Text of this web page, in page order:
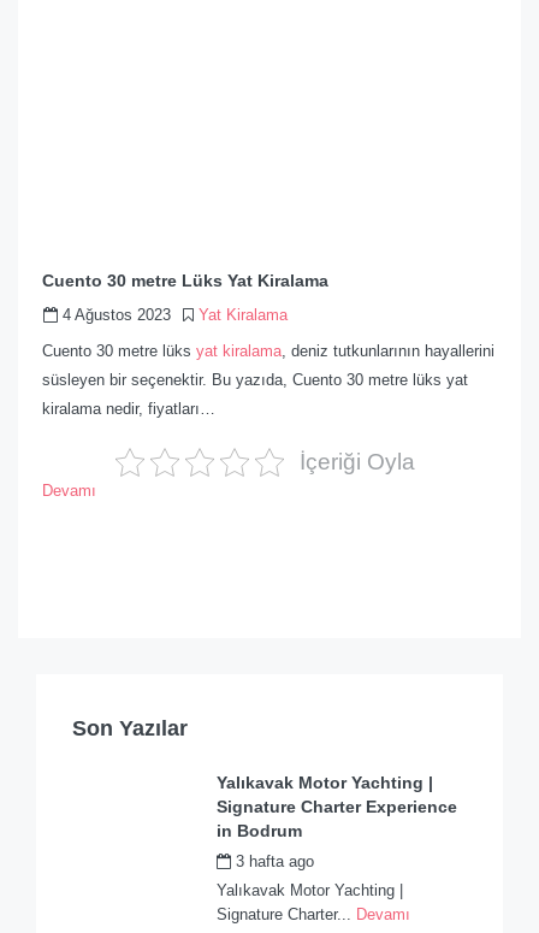
Cuento 30 metre Lüks Yat Kiralama
4 Ağustos 2023
Yat Kiralama
Cuento 30 metre lüks yat kiralama, deniz tutkunlarının hayallerini
süsleyen bir seçenektir. Bu yazıda, Cuento 30 metre lüks yat
kiralama nedir, fiyatları…
İçeriği Oyla
Devamı
Son Yazılar
Yalıkavak Motor Yachting |
Signature Charter Experience
in Bodrum
3 hafta ago
Yalıkavak Motor Yachting |
Signature Charter... Devamı